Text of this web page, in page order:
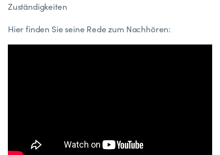
Zuständigkeiten
Hier finden Sie seine Rede zum Nachhören: